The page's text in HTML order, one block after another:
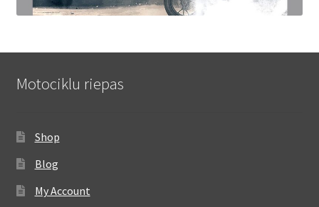
Motociklu riepas
Shop
Blog
My Account